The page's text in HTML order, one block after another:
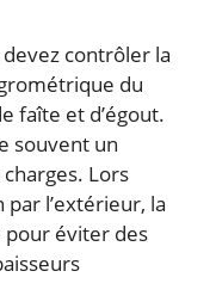
contrôler la
du
faîte et d’égout.
souvent un
Lors
par l’extérieur, la
éviter des